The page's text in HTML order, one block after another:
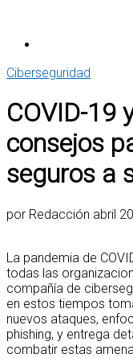
Ciberseguridad
COVID-19
consejos
seguros a
por Redacción abril
La pandemia de
todas las
compañía de
en estos tiempos
nuevos ataques,
phishing, y entrega
combatir estas